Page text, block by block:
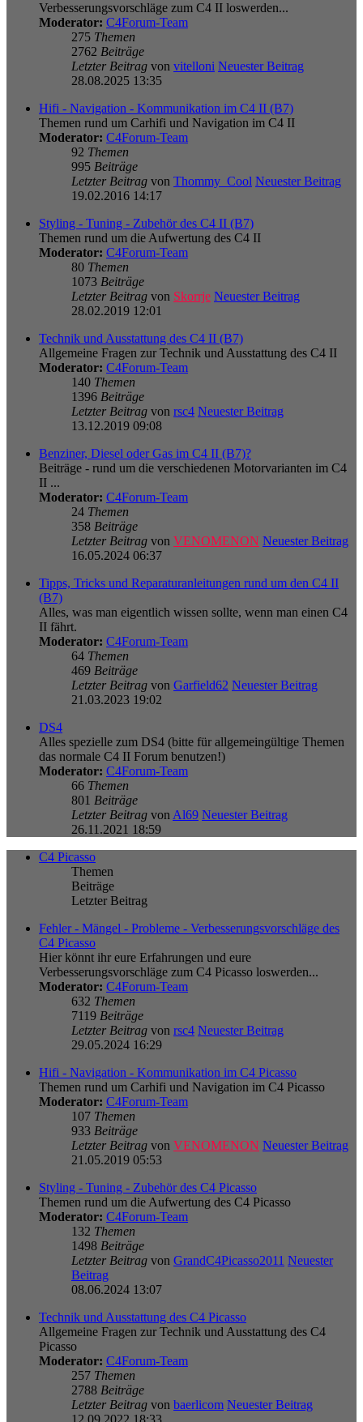
Verbesserungsvorschläge zum C4 II loswerden...
Moderator: C4Forum-Team
275 Themen
2762 Beiträge
Letzter Beitrag von vitelloni Neuester Beitrag
28.08.2025 13:35
Hifi - Navigation - Kommunikation im C4 II (B7)
Themen rund um Carhifi und Navigation im C4 II
Moderator: C4Forum-Team
92 Themen
995 Beiträge
Letzter Beitrag von Thommy_Cool Neuester Beitrag
19.02.2016 14:17
Styling - Tuning - Zubehör des C4 II (B7)
Themen rund um die Aufwertung des C4 II
Moderator: C4Forum-Team
80 Themen
1073 Beiträge
Letzter Beitrag von Skorrje Neuester Beitrag
28.02.2019 12:01
Technik und Ausstattung des C4 II (B7)
Allgemeine Fragen zur Technik und Ausstattung des C4 II
Moderator: C4Forum-Team
140 Themen
1396 Beiträge
Letzter Beitrag von rsc4 Neuester Beitrag
13.12.2019 09:08
Benziner, Diesel oder Gas im C4 II (B7)?
Beiträge - rund um die verschiedenen Motorvarianten im C4
II ...
Moderator: C4Forum-Team
24 Themen
358 Beiträge
Letzter Beitrag von VENOMENON Neuester Beitrag
16.05.2024 06:37
Tipps, Tricks und Reparaturanleitungen rund um den C4 II
(B7)
Alles, was man eigentlich wissen sollte, wenn man einen C4
II fährt.
Moderator: C4Forum-Team
64 Themen
469 Beiträge
Letzter Beitrag von Garfield62 Neuester Beitrag
21.03.2023 19:02
DS4
Alles spezielle zum DS4 (bitte für allgemeingültige Themen
das normale C4 II Forum benutzen!)
Moderator: C4Forum-Team
66 Themen
801 Beiträge
Letzter Beitrag von Al69 Neuester Beitrag
26.11.2021 18:59
C4 Picasso
Themen
Beiträge
Letzter Beitrag
Fehler - Mängel - Probleme - Verbesserungsvorschläge des
C4 Picasso
Hier könnt ihr eure Erfahrungen und eure
Verbesserungsvorschläge zum C4 Picasso loswerden...
Moderator: C4Forum-Team
632 Themen
7119 Beiträge
Letzter Beitrag von rsc4 Neuester Beitrag
29.05.2024 16:29
Hifi - Navigation - Kommunikation im C4 Picasso
Themen rund um Carhifi und Navigation im C4 Picasso
Moderator: C4Forum-Team
107 Themen
933 Beiträge
Letzter Beitrag von VENOMENON Neuester Beitrag
21.05.2019 05:53
Styling - Tuning - Zubehör des C4 Picasso
Themen rund um die Aufwertung des C4 Picasso
Moderator: C4Forum-Team
132 Themen
1498 Beiträge
Letzter Beitrag von GrandC4Picasso2011 Neuester
Beitrag
08.06.2024 13:07
Technik und Ausstattung des C4 Picasso
Allgemeine Fragen zur Technik und Ausstattung des C4
Picasso
Moderator: C4Forum-Team
257 Themen
2788 Beiträge
Letzter Beitrag von baerlicom Neuester Beitrag
12.09.2022 18:33